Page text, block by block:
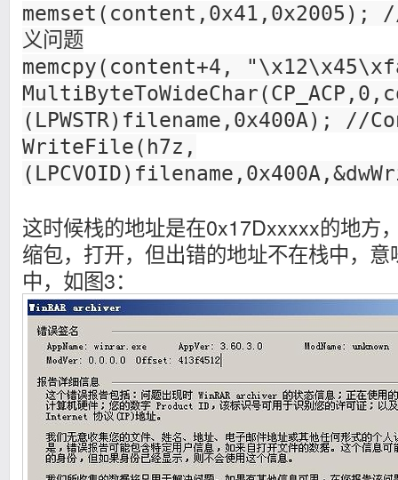
memset(content,0x41,0x2005); //
义问题
memcpy(content+4,
(LPWSTR)filename,0x400A); //
WriteFile(h7z,
这时候栈的地址是在0x17Dxxxxx的地方
缩包，打开，但出错的地址不在栈中，
中，如图3：